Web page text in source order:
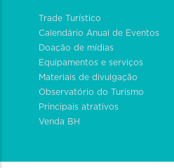
Trade Turístico
Calendário Anual de Eventos
Doação de mídias
Equipamentos e serviços
Materiais de divulgação
Observatório do Turismo
Principais atrativos
Venda BH